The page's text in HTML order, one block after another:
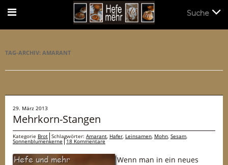
TAG-ARCHIV: AMARANT
29. März 2013
Mehrkorn-Stangen
Kategorie Brot Schlagwörter: Amarant, Hafer, Leinsamen, Mohn, Sesam,
Sonnenblumenkerne 18 Kommentare
Wenn man in ein neues
Suche
Suche